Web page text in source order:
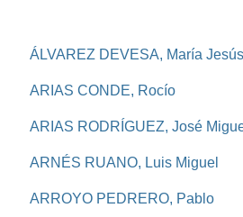
ÁLVAREZ DEVESA, María Jesús
ARIAS CONDE, Rocío
ARIAS RODRÍGUEZ, José
ARNÉS RUANO, Luis Miguel
ARROYO PEDRERO, Pablo